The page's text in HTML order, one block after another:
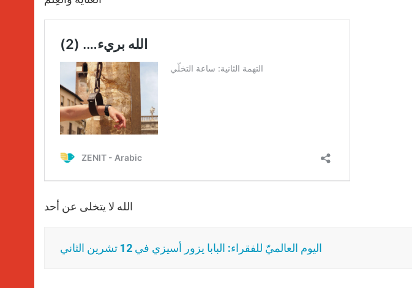
الله لا يتخلى عن أحد
اليوم العالميّ للفقراء: البابا يزور أسيزي في 12 تشرين الثاني